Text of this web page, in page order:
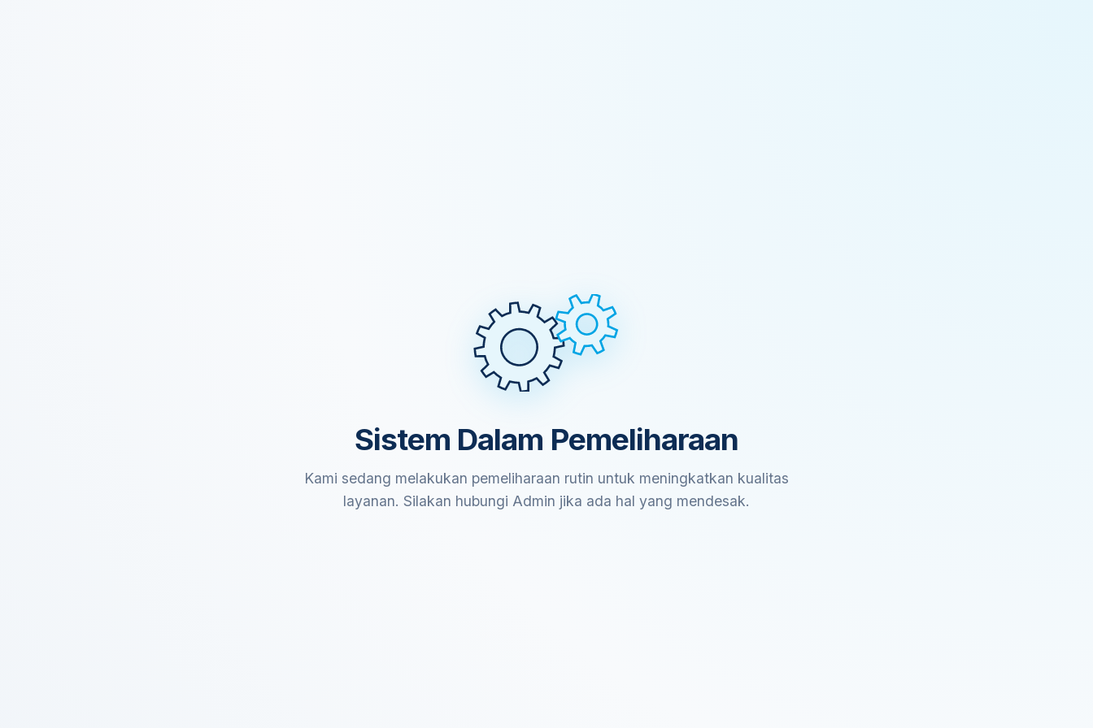
Sistem Dalam Pemeliharaan
Kami sedang melakukan pemeliharaan rutin untuk meningkatkan kualitas
layanan. Silakan hubungi Admin jika ada hal yang mendesak.